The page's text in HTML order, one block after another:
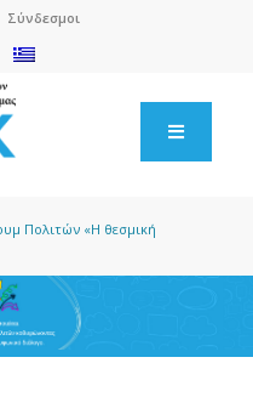
Σύνδεσμοι
Πολιτών «Η θεσμική